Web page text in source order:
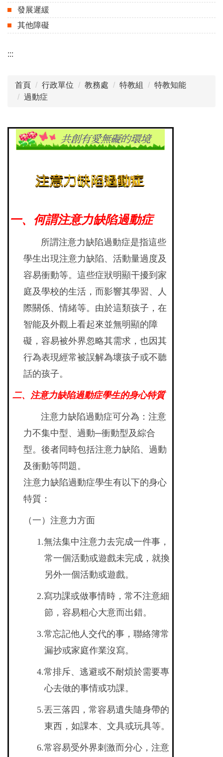
發展遲緩
其他障礙
:::
首頁 行政單位 教務處 特教組
特教知能
過動症
一、何謂注意力缺陷過動症
所謂注意力缺陷過動症是指這些
學生出現注意力缺陷、活動量過度及
容易衝動等。這些症狀明顯干擾到家
庭及學校的生活，而影響其學習、人
際關係、情緒等。由於這類孩子，在
智能及外觀上看起來並無明顯的障
礙，容易被外界忽略其需求，也因其
行為表現經常被誤解為壞孩子或不聽
話的孩子。
二、注意力缺陷過動症學生的身心特質
注意力缺陷過動症可分為：注意
力不集中型、過動─衝動型及綜合
型。後者同時包括注意力缺陷、過動
及衝動等問題。
注意力缺陷過動症學生有以下的身心
特質：
（一）注意力方面
1.無法集中注意力去完成一件事，
常一個活動或遊戲未完成，就換
另外一個活動或遊戲。
2.寫功課或做事情時，常不注意細
節，容易粗心大意而出錯。
3.常忘記他人交代的事，聯絡簿常
漏抄或家庭作業沒寫。
4.常排斥、逃避或不耐煩於需要專
心去做的事情或功課。
5.丟三落四，常容易遺失隨身帶的
東西，如課本、文具或玩具等。
6.常容易受外界刺激而分心，注意